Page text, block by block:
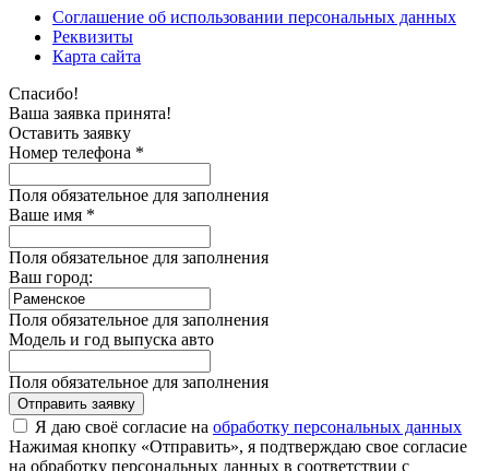
Соглашение об использовании персональных данных
Реквизиты
Карта сайта
Спасибо!
Ваша заявка принята!
Оставить заявку
Номер телефона *
Поля обязательное для заполнения
Ваше имя *
Поля обязательное для заполнения
Ваш город:
Поля обязательное для заполнения
Модель и год выпуска авто
Поля обязательное для заполнения
Отправить заявку
Я даю своё согласие на обработку персональных данных
Нажимая кнопку «Отправить», я подтверждаю свое согласие
на обработку персональных данных в соответствии с